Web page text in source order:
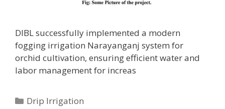
DIBL successfully implemented a modern
fogging irrigation Narayanganj system for
orchid cultivation, ensuring efficient water and
labor management for increas
Categories
Drip Irrigation